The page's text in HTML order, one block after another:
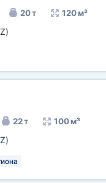
20 т 120 м³
22 т 100 м³